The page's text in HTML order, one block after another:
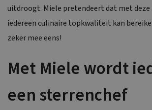
uitdroogt. Miele pretendeert dat met deze
iedereen culinaire topkwaliteit kan
zeker mee eens!
Met Miele wordt
een sterrenchef